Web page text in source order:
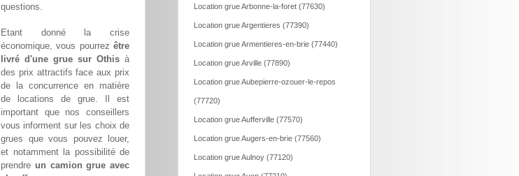
questions.
Etant donné la crise
économique, vous pourrez être
livré d'une grue sur Othis à
des prix attractifs face aux prix
de la concurrence en matière
de locations de grue. Il est
important que nos conseillers
vous informent sur les choix de
grues que vous pouvez louer,
et notamment la possibilité de
prendre un camion grue avec
Location grue Arbonne-la-foret (77630)
Location grue Argentieres (77390)
Location grue Armentieres-en-brie (77440)
Location grue Arville (77890)
Location grue Aubepierre-ozouer-le-repos
(77720)
Location grue Aufferville (77570)
Location grue Augers-en-brie (77560)
Location grue Aulnoy (77120)